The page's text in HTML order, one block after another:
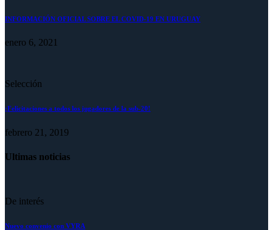
INFORMACIÓN OFICIAL SOBRE EL COVID-19 EN URUGUAY
enero 6, 2021
Selección
¡Felicitaciones a todos los jugadores de la sub-20!
febrero 21, 2019
Ultimas noticias
De interés
Nuevo convenio con VYRA